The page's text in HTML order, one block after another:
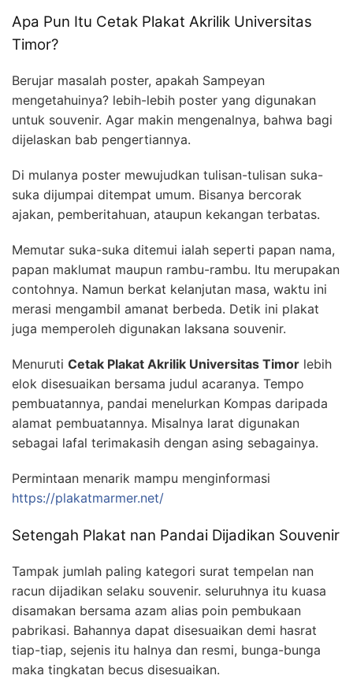
Apa Pun Itu Cetak Plakat Akrilik Universitas
Timor?
Berujar masalah poster, apakah Sampeyan
mengetahuinya? lebih-lebih poster yang digunakan
untuk souvenir. Agar makin mengenalnya, bahwa bagi
dijelaskan bab pengertiannya.
Di mulanya poster mewujudkan tulisan-tulisan suka-
suka dijumpai ditempat umum. Bisanya bercorak
ajakan, pemberitahuan, ataupun kekangan terbatas.
Memutar suka-suka ditemui ialah seperti papan nama,
papan maklumat maupun rambu-rambu. Itu merupakan
contohnya. Namun berkat kelanjutan masa, waktu ini
merasi mengambil amanat berbeda. Detik ini plakat
juga memperoleh digunakan laksana souvenir.
Menuruti Cetak Plakat Akrilik Universitas Timor lebih
elok disesuaikan bersama judul acaranya. Tempo
pembuatannya, pandai menelurkan Kompas daripada
alamat pembuatannya. Misalnya larat digunakan
sebagai lafal terimakasih dengan asing sebagainya.
Permintaan menarik mampu menginformasi
https://plakatmarmer.net/
Setengah Plakat nan Pandai Dijadikan Souvenir
Tampak jumlah paling kategori surat tempelan nan
racun dijadikan selaku souvenir. seluruhnya itu kuasa
disamakan bersama azam alias poin pembukaan
pabrikasi. Bahannya dapat disesuaikan demi hasrat
tiap-tiap, sejenis itu halnya dan resmi, bunga-bunga
maka tingkatan becus disesuaikan.